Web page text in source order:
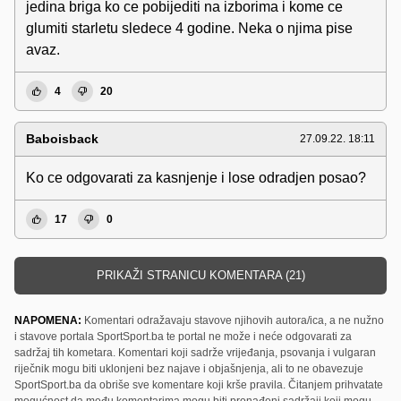
jedina briga ko ce pobijediti na izborima i kome ce
glumiti starletu sledece 4 godine. Neka o njima pise
avaz.
4 20
Baboisback 27.09.22. 18:11
Ko ce odgovarati za kasnjenje i lose odradjen posao?
17 0
PRIKAŽI STRANICU KOMENTARA (21)
NAPOMENA: Komentari odražavaju stavove njihovih autora/ica, a ne nužno
i stavove portala SportSport.ba te portal ne može i neće odgovarati za
sadržaj tih kometara. Komentari koji sadrže vrijeđanja, psovanja i vulgaran
riječnik mogu biti uklonjeni bez najave i objašnjenja, ali to ne obavezuje
SportSport.ba da obriše sve komentare koji krše pravila. Čitanjem prihvatate